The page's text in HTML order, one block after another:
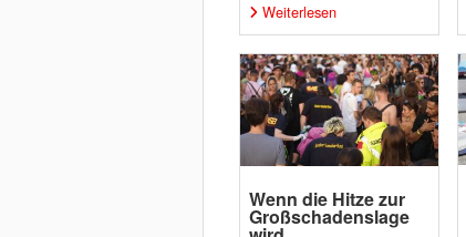
Weiterlesen
Wenn die Hitze zur
Großschadenslage